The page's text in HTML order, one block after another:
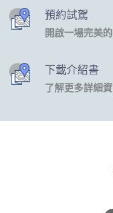
預約試駕
開啟一場完美
下載介紹書
了解更多詳細